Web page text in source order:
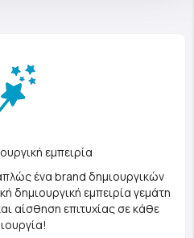
εμπειρία
ένα brand δημιουργικών
δημιουργική εμπειρία γεμάτη
αίσθηση επιτυχίας σε κάθε